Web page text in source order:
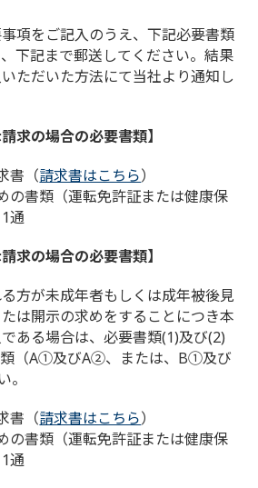
項をご記入のうえ、下記必要書類
下記まで郵送してください。結果
ただいた方法にて当社より通知し
求の場合の必要書類】
書（請求書はこちら）
の書類（運転免許証または健康保
通
求の場合の必要書類】
方が未成年者もしくは成年被後見
は開示の求めをすることにつき本
ある場合は、必要書類(1)及び(2)
類（A①及びA②、または、B①及び
書（請求書はこちら）
の書類（運転免許証または健康保
通